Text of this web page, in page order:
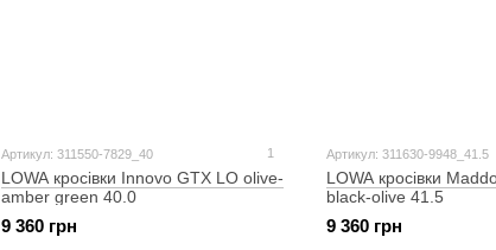
Артикул: 311550-7829_40 1
LOWA кросівки Innovo GTX LO olive-
amber green 40.0
9 360 грн
Артикул: 311630-9948_41.5
LOWA кросівки
black-olive 41.5
9 360 грн